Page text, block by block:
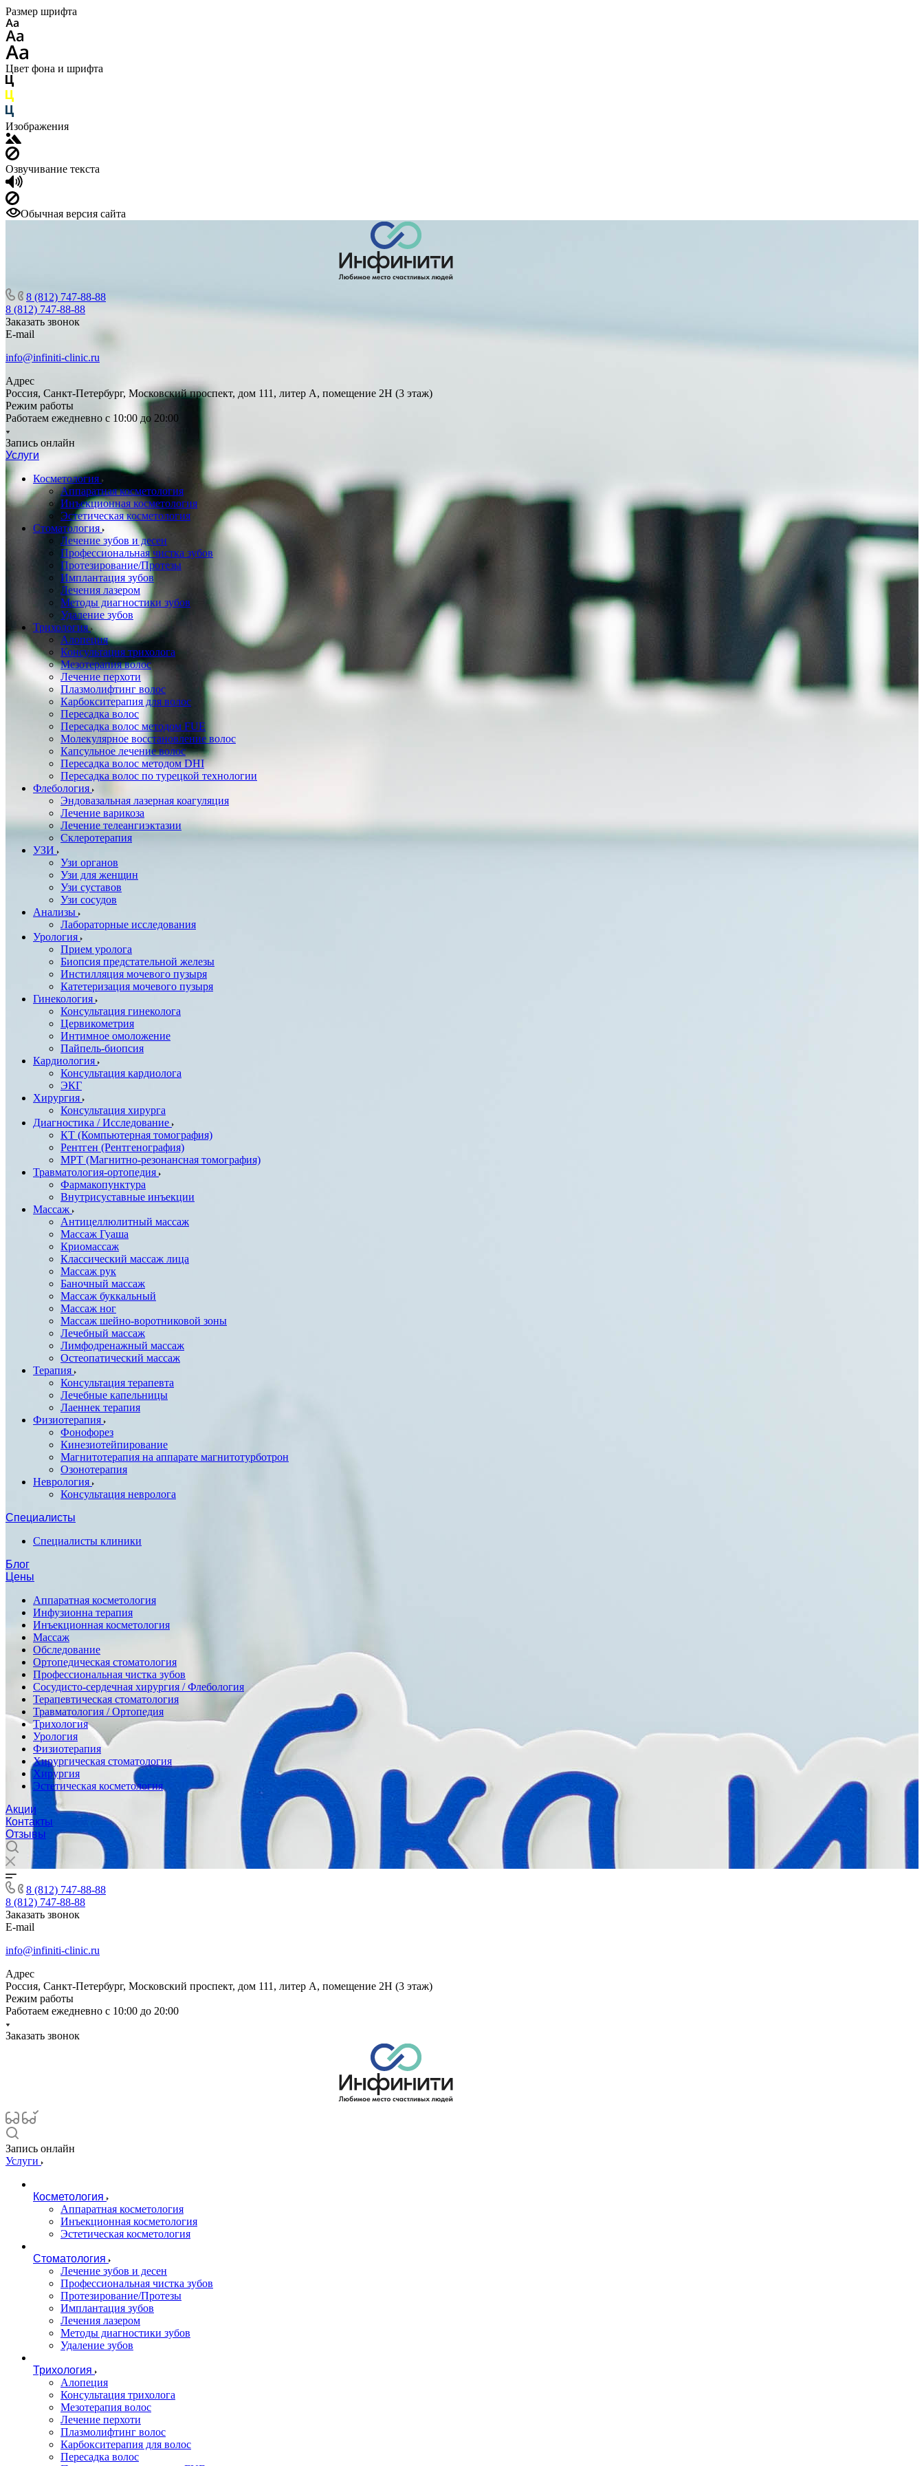
Размер шрифта
Цвет фона и шрифта
Изображения
Озвучивание текста
Обычная версия сайта
8 (812) 747-88-88
8 (812) 747-88-88
Заказать звонок
E-mail
info@infiniti-clinic.ru
Адрес
Россия, Санкт-Петербург, Московский проспект, дом 111, литер А, помещение 2Н (3 этаж)
Режим работы
Работаем ежедневно с 10:00 до 20:00
Запись онлайн
Услуги
Косметология
Аппаратная косметология
Инъекционная косметология
Эстетическая косметология
Стоматология
Лечение зубов и десен
Профессиональная чистка зубов
Протезирование/Протезы
Имплантация зубов
Лечения лазером
Методы диагностики зубов
Удаление зубов
Трихология
Алопеция
Консультация трихолога
Мезотерапия волос
Лечение перхоти
Плазмолифтинг волос
Карбокситерапия для волос
Пересадка волос
Пересадка волос методом FUE
Молекулярное восстановление волос
Капсульное лечение волос
Пересадка волос методом DHI
Пересадка волос по турецкой технологии
Флебология
Эндовазальная лазерная коагуляция
Лечение варикоза
Лечение телеангиэктазии
Склеротерапия
УЗИ
Узи органов
Узи для женщин
Узи cуставов
Узи сосудов
Анализы
Лабораторные исследования
Урология
Прием уролога
Биопсия предстательной железы
Инстилляция мочевого пузыря
Катетеризация мочевого пузыря
Гинекология
Консультация гинеколога
Цервикометрия
Интимное омоложение
Пайпель-биопсия
Кардиология
Консультация кардиолога
ЭКГ
Хирургия
Консультация хирурга
Диагностика / Исследование
КТ (Компьютерная томография)
Рентген (Рентгенография)
МРТ (Магнитно-резонансная томография)
Травматология-ортопедия
Фармакопунктура
Внутрисуставные инъекции
Массаж
Антицеллюлитный массаж
Массаж Гуаша
Криомассаж
Классический массаж лица
Массаж рук
Баночный массаж
Массаж буккальный
Массаж ног
Массаж шейно-воротниковой зоны
Лечебный массаж
Лимфодренажный массаж
Остеопатический массаж
Терапия
Консультация терапевта
Лечебные капельницы
Лаеннек терапия
Физиотерапия
Фонофорез
Кинезиотейпирование
Магнитотерапия на аппарате магнитотурботрон
Озонотерапия
Неврология
Консультация невролога
Специалисты
Специалисты клиники
Блог
Цены
Аппаратная косметология
Инфузионна терапия
Инъекционная косметология
Массаж
Обследование
Ортопедическая стоматология
Профессиональная чистка зубов
Сосудисто-сердечная хирургия / Флебология
Терапевтическая стоматология
Травматология / Ортопедия
Трихология
Урология
Физиотерапия
Хирургическая стоматология
Хирургия
Эстетическая косметология
Акции
Контакты
Отзывы
8 (812) 747-88-88
8 (812) 747-88-88
Заказать звонок
E-mail
info@infiniti-clinic.ru
Адрес
Россия, Санкт-Петербург, Московский проспект, дом 111, литер А, помещение 2Н (3 этаж)
Режим работы
Работаем ежедневно с 10:00 до 20:00
Заказать звонок
Запись онлайн
Услуги
Косметология
Аппаратная косметология
Инъекционная косметология
Эстетическая косметология
Стоматология
Лечение зубов и десен
Профессиональная чистка зубов
Протезирование/Протезы
Имплантация зубов
Лечения лазером
Методы диагностики зубов
Удаление зубов
Трихология
Алопеция
Консультация трихолога
Мезотерапия волос
Лечение перхоти
Плазмолифтинг волос
Карбокситерапия для волос
Пересадка волос